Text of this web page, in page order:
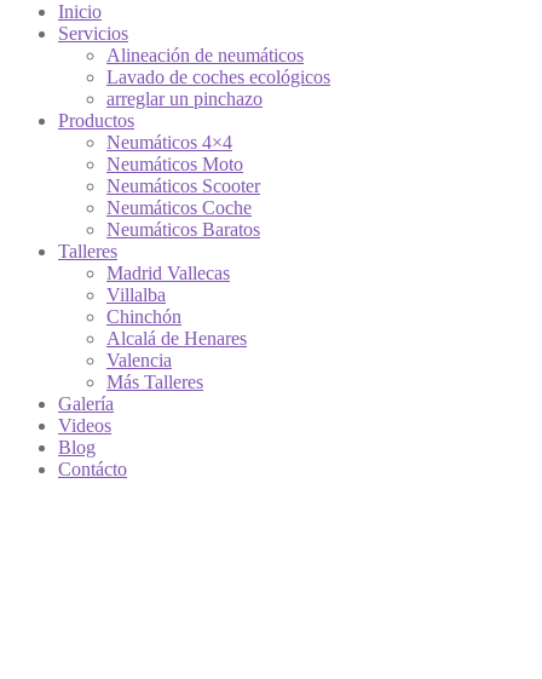
Inicio
Servicios
Alineación de neumáticos
Lavado de coches ecológicos
arreglar un pinchazo
Productos
Neumáticos 4×4
Neumáticos Moto
Neumáticos Scooter
Neumáticos Coche
Neumáticos Baratos
Talleres
Madrid Vallecas
Villalba
Chinchón
Alcalá de Henares
Valencia
Más Talleres
Galería
Videos
Blog
Contácto